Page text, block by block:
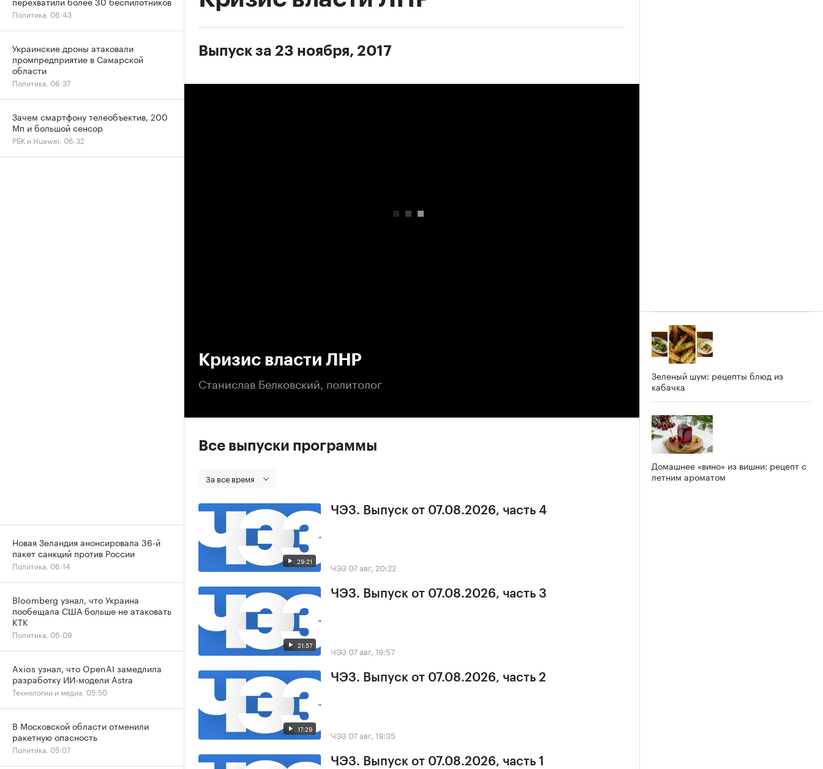
Выпуск за 23 ноября, 2017
Кризис власти ЛНР
Станислав Белковский, политолог
Все выпуски программы
За все время
29:21
ЧЭЗ. Выпуск от 07.08.2026, часть 4
ЧЭЗ 07 авг, 20:22
21:57
ЧЭЗ. Выпуск от 07.08.2026, часть 3
ЧЭЗ 07 авг, 19:57
17:29
ЧЭЗ. Выпуск от 07.08.2026, часть 2
ЧЭЗ 07 авг, 19:35
ЧЭЗ. Выпуск от 07.08.2026, часть 1
Зеленый шум: рецепты блюд из
кабачка
Домашнее «вино» из вишни: рецепт с
летним ароматом
Политика, 06:43
Украинские дроны атаковали
промпредприятие в Самарской
области
Политика, 06:37
Зачем смартфону телеобъектив, 200
Мп и большой сенсор
РБК и Huawei, 06:32
Новая Зеландия анонсировала 36-й
пакет санкций против России
Политика, 06:14
Bloomberg узнал, что Украина
пообещала США больше не атаковать
КТК
Политика, 06:09
Axios узнал, что OpenAI замедлила
разработку ИИ-модели Astra
Технологии и медиа, 05:50
В Московской области отменили
ракетную опасность
Политика, 05:07